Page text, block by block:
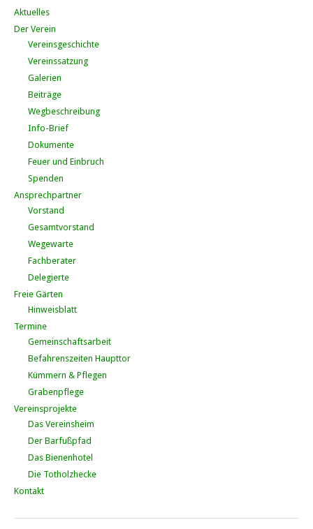
Aktuelles
Der Verein
Vereinsgeschichte
Vereinssatzung
Galerien
Beiträge
Wegbeschreibung
Info-Brief
Dokumente
Feuer und Einbruch
Spenden
Ansprechpartner
Vorstand
Gesamtvorstand
Wegewarte
Fachberater
Delegierte
Freie Gärten
Hinweisblatt
Termine
Gemeinschaftsarbeit
Befahrenszeiten Haupttor
Kümmern & Pflegen
Grabenpflege
Vereinsprojekte
Das Vereinsheim
Der Barfußpfad
Das Bienenhotel
Die Totholzhecke
Kontakt